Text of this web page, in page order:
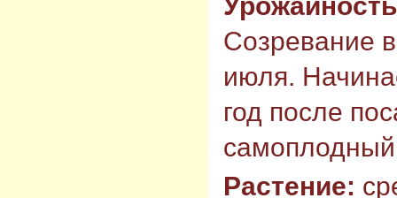
Созревание
июля.
год после
Растение: